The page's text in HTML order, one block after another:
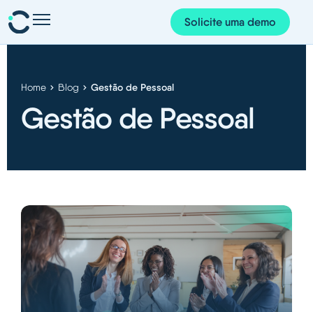
Projetos e finanças
Blog
Português
Solicite uma demo
Gestão de Pessoal
Home Blog Gestão de Pessoal